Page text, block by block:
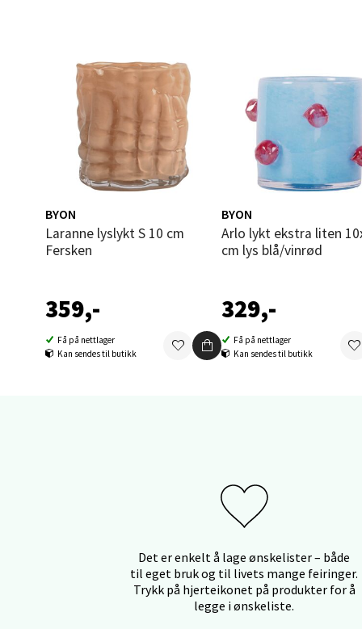
BYON
Laranne lyslykt S 10 cm
Fersken
359,-
Få på nettlager
Kan sendes til butikk
BYON
Arlo lykt ekstra liten 10x10
cm lys blå/vinrød
329,-
Få på nettlager
Kan sendes til butikk
Det er enkelt å lage ønskelister – både
til eget bruk og til livets mange feiringer.
Trykk på hjerteikonet på produkter for å
legge i ønskeliste.
Åpent
0 i
Åpent
0 i